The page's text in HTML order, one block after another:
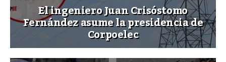
El ingeniero Juan Crisóstomo
Fernández asume la presidencia de
Corpoelec